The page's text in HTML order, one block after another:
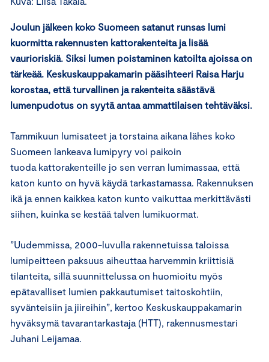
Joulun jälkeen koko Suomeen satanut runsas lumi
kuormitta rakennusten kattorakenteita ja lisää
vaurioriskiä. Siksi lumen poistaminen katoilta ajoissa on
tärkeää. Keskuskauppakamarin pääsihteeri Raisa Harju
korostaa, että turvallinen ja rakenteita säästävä
lumenpudotus on syytä antaa ammattilaisen tehtäväksi.
Tammikuun lumisateet ja torstaina aikana lähes koko
Suomeen lankeava lumipyry voi paikoin
tuoda kattorakenteille jo sen verran lumimassaa, että
katon kunto on hyvä käydä tarkastamassa. Rakennuksen
ikä ja ennen kaikkea katon kunto vaikuttaa merkittävästi
siihen, kuinka se kestää talven lumikuormat.
”Uudemmissa, 2000-luvulla rakennetuissa taloissa
lumipeitteen paksuus aiheuttaa harvemmin kriittisiä
tilanteita, sillä suunnittelussa on huomioitu myös
epätavalliset lumien pakkautumiset taitoskohtiin,
syvänteisiin ja jiireihin”, kertoo Keskuskauppakamarin
hyväksymä tavarantarkastaja (HTT), rakennusmestari
Juhani Leijamaa.